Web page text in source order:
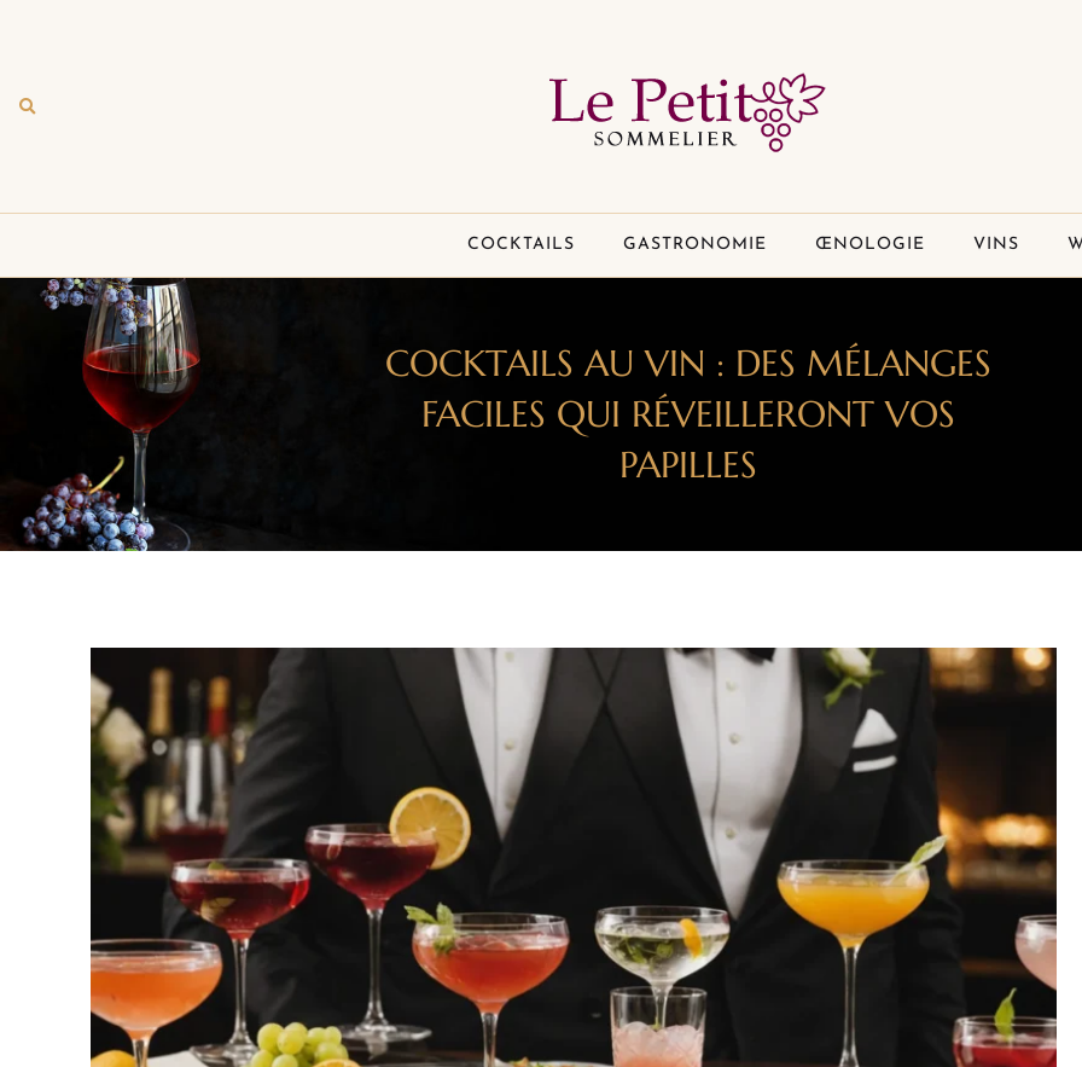
COCKTAILS GASTRONOMIE ŒNOLOGIE VINS
COCKTAILS AU VIN : DES MÉLANGES
FACILES QUI RÉVEILLERONT VOS
PAPILLES